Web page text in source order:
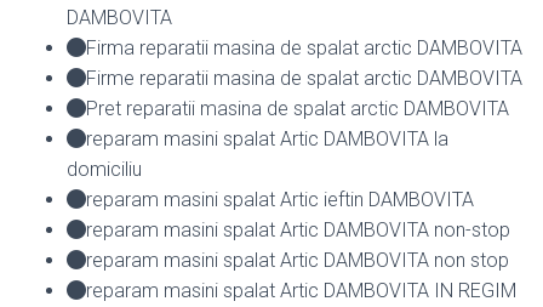
DAMBOVITA
Firma reparatii masina de spalat arctic DAMBOVITA
Firme reparatii masina de spalat arctic DAMBOVITA
Pret reparatii masina de spalat arctic DAMBOVITA
reparam masini spalat Artic DAMBOVITA la
domiciliu
reparam masini spalat Artic ieftin DAMBOVITA
reparam masini spalat Artic DAMBOVITA non-stop
reparam masini spalat Artic DAMBOVITA non stop
reparam masini spalat Artic DAMBOVITA IN REGIM